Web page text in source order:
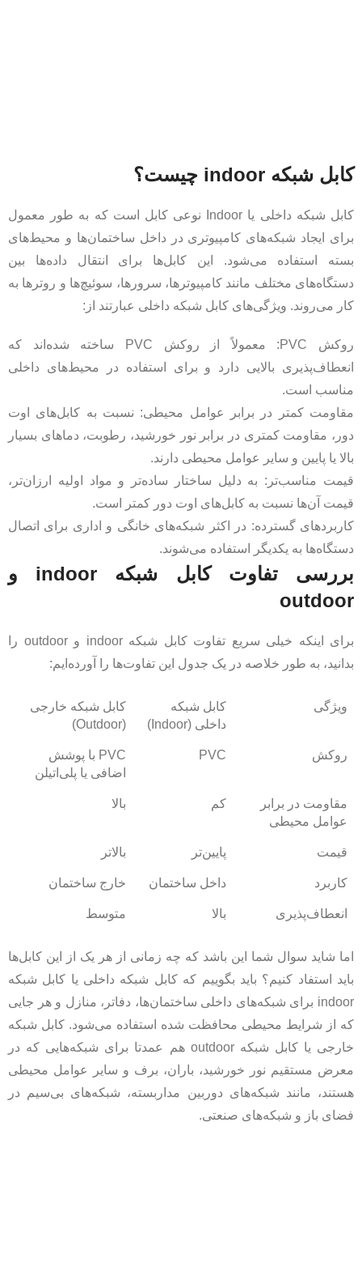
کابل شبکه indoor چیست؟
کابل شبکه داخلی یا Indoor نوعی کابل است که به طور معمول
برای ایجاد شبکه‌های کامپیوتری در داخل ساختمان‌ها و محیط‌های
بسته استفاده می‌شود. این کابل‌ها برای انتقال داده‌ها بین
دستگاه‌های مختلف مانند کامپیوترها، سرورها، سوئیچ‌ها و روترها به
کار می‌روند. ویژگی‌های کابل شبکه داخلی عبارتند از:
روکش PVC: معمولاً از روکش PVC ساخته شده‌اند که
انعطاف‌پذیری بالایی دارد و برای استفاده در محیط‌های داخلی
مناسب است.
مقاومت کمتر در برابر عوامل محیطی: نسبت به کابل‌های اوت
دور، مقاومت کمتری در برابر نور خورشید، رطوبت، دماهای بسیار
بالا یا پایین و سایر عوامل محیطی دارند.
قیمت مناسب‌تر: به دلیل ساختار ساده‌تر و مواد اولیه ارزان‌تر،
قیمت آن‌ها نسبت به کابل‌های اوت دور کمتر است.
کاربردهای گسترده: در اکثر شبکه‌های خانگی و اداری برای اتصال
دستگاه‌ها به یکدیگر استفاده می‌شوند.
بررسی تفاوت کابل شبکه indoor و
outdoor
برای اینکه خیلی سریع تفاوت کابل شبکه indoor و outdoor را
بدانید، به طور خلاصه در یک جدول این تفاوت‌ها را آورده‌ایم:
ویژگی
کابل شبکه
داخلی (Indoor)
کابل شبکه خارجی
(Outdoor)
روکش PVC
PVC با پوشش
اضافی یا پلی‌اتیلن
مقاومت در برابر
عوامل محیطی
کم بالا
قیمت پایین‌تر بالاتر
کاربرد داخل ساختمان خارج ساختمان
انعطاف‌پذیری بالا متوسط
اما شاید سوال شما این باشد که چه زمانی از هر یک از این کابل‌ها
باید استفاد کنیم؟ باید بگوییم که کابل شبکه داخلی یا کابل شبکه
indoor برای شبکه‌های داخلی ساختمان‌ها، دفاتر، منازل و هر جایی
که از شرایط محیطی محافظت شده استفاده می‌شود. کابل شبکه
خارجی یا کابل شبکه outdoor هم عمدتا برای شبکه‌هایی که در
معرض مستقیم نور خورشید، باران، برف و سایر عوامل محیطی
هستند، مانند شبکه‌های دوربین مداربسته، شبکه‌های بی‌سیم در
فضای باز و شبکه‌های صنعتی.